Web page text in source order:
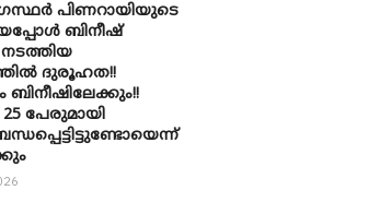
പിണറായിയുടെ
ബിനീഷ്
ദുരൂഹത!!
പേരുമായി